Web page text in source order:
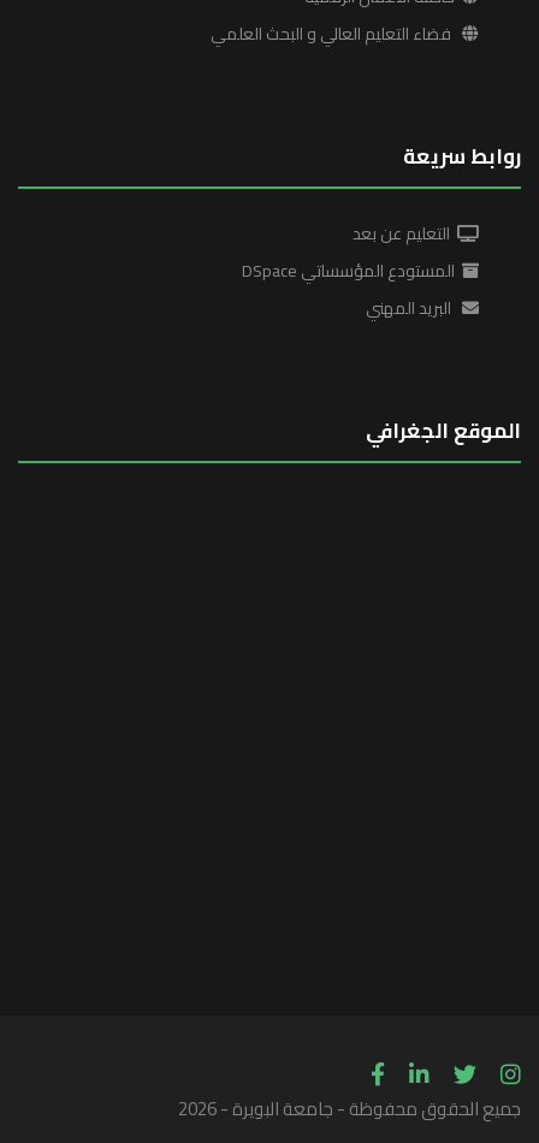
فضاء التعليم العالي و البحث العلمي
روابط سريعة
التعليم عن بعد
المستودع المؤسساتي DSpace
البريد المهني
الموقع الجغرافي
جميع الحقوق محفوظة - جامعة البويرة - 2026